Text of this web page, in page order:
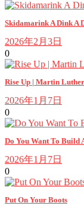
Skidamarink A Dink A
2026年2月3日
0
Rise Up | Martin
2026年1月7日
0
Do You Want To Build
2026年1月7日
0
Put On Your Boots